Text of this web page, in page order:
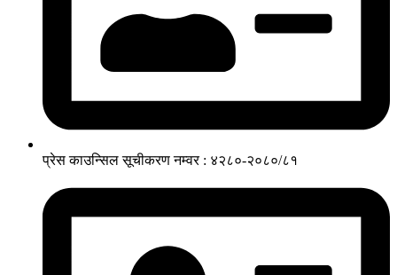
प्रेस काउन्सिल सूचीकरण नम्वर : ४२८०-२०८०/८१